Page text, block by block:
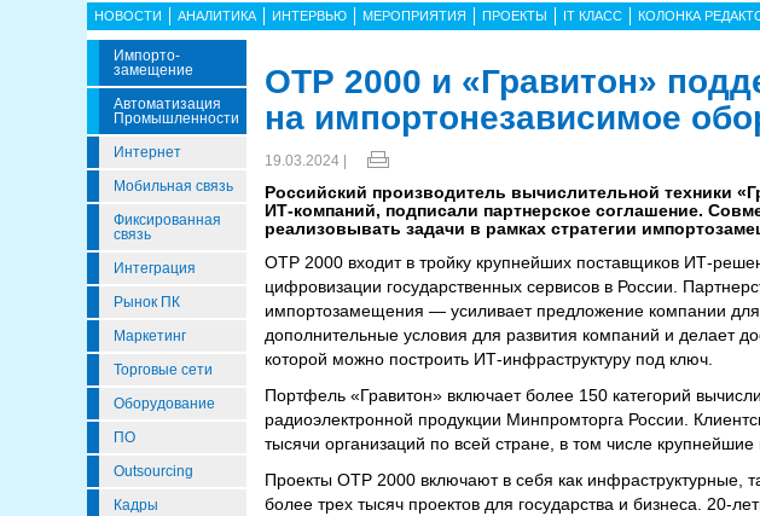
НОВОСТИ АНАЛИТИКА ИНТЕРВЬЮ МЕРОПРИЯТИЯ ПРОЕКТЫ IT КЛАСС КОЛОНКА
Импорто­
Замещение
Автоматизация
Промышленности
Интернет
Мобильная связь
Фиксированная
связь
Интеграция
Рынок ПК
Маркетинг
Торговые сети
Оборудование
ПО
Outsourcing
Кадры
ОТР 2000 и «Гравитон»
на импортонезависимое
19.03.2024 |
Российский производитель вычислительной техники
ИТ-компаний, подписали партнерское соглашение.
реализовывать задачи в рамках стратегии
ОТР 2000 входит в тройку крупнейших поставщиков ИТ-
цифровизации государственных сервисов в России.
импортозамещения — усиливает предложение компании
дополнительные условия для развития компаний и делает
которой можно построить ИТ-инфраструктуру под ключ.
Портфель «Гравитон» включает более 150 категорий
радиоэлектронной продукции Минпромторга России.
тысячи организаций по всей стране, в том числе крупнейшие
Проекты ОТР 2000 включают в себя как инфраструктурные,
более трех тысяч проектов для государства и бизнеса. 20-